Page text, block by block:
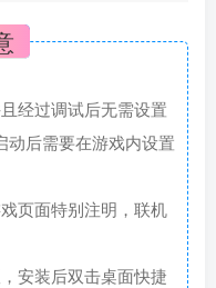
经过调试后无需设置
动后需要在游戏内设置
页面特别注明，联机
安装后双击桌面快捷